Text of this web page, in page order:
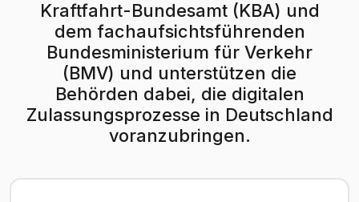
Kraftfahrt-Bundesamt (KBA) und
dem fachaufsichtsführenden
Bundesministerium für Verkehr
(BMV) und unterstützen die
Behörden dabei, die digitalen
Zulassungsprozesse in Deutschland
voranzubringen.